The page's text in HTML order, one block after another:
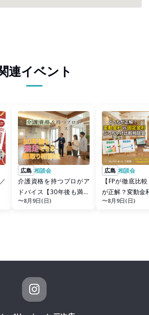
連イベント
広島 相談会
介護資格を持つプロがア
ドバイス【30年後も満足
できる間取り相談会】
〜8月9日(日)
広島 相談会
【FPが徹底比
が正解？変動金
金利 ぶっちゃ
〜8月9日(日)